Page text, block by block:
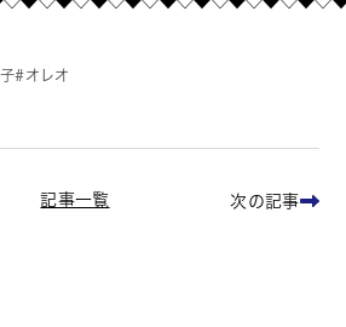
オレオ
記事一覧 次の記事